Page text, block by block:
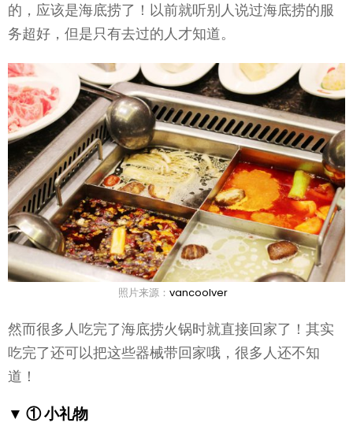
的，应该是海底捞了！以前就听别人说过海底捞的服
务超好，但是只有去过的人才知道。
照片来源： vancoolver
然而很多人吃完了海底捞火锅时就直接回家了！其实
吃完了还可以把这些器械带回家哦，很多人还不知
道！
▼ ① 小礼物